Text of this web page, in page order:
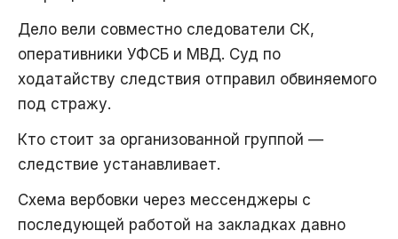
Дело вели совместно следователи СК,
оперативники УФСБ и МВД. Суд по
ходатайству следствия отправил обвиняемого
под стражу.
Кто стоит за организованной группой —
следствие устанавливает.
Схема вербовки через мессенджеры с
последующей работой на закладках давно